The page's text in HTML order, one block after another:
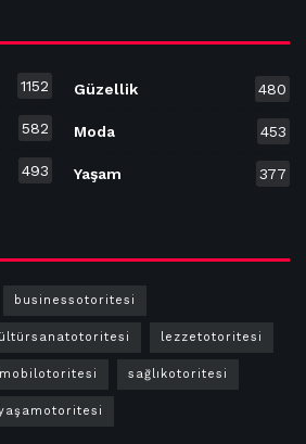
1152
582
493
Güzellik 480
Moda 453
Yaşam 377
businessotoritesi
lezzetotoritesi
sağlıkotoritesi